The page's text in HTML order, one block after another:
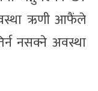
ऋणी आफैंले
नसक्ने अवस्था